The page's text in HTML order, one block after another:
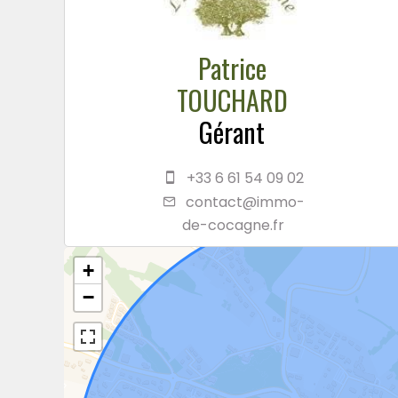
Patrice
TOUCHARD
Gérant
+33 6 61 54 09 02
contact@immo-
de-cocagne.fr
+
−